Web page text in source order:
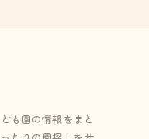
も園の情報をまと